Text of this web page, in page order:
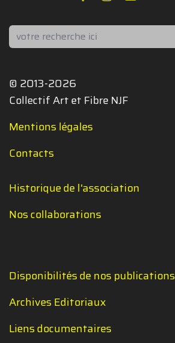
Rechercher
© 2013-2026
Collectif Art et Fibre NJF
Mentions légales
Contacts
Historique de l'association
Nos collaborations
Disponibilités de nos publications
Archives Editoriaux
Liens documentaires